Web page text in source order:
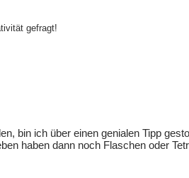
gefragt!
bin ich über einen genialen Tipp
haben dann noch Flaschen oder